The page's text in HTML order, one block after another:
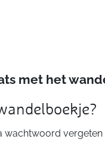
met het
wachtwoord vergeten